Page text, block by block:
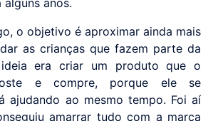
alguns anos.
o objetivo é aproximar ainda mais
as crianças que fazem parte da
ideia era criar um produto que o
e compre, porque ele se
ajudando ao mesmo tempo. Foi aí
amarrar tudo com a marca